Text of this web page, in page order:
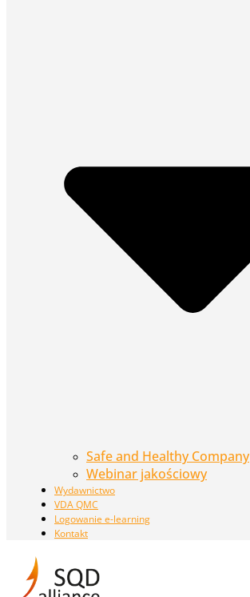
Safe and Healthy Company
Webinar jakościowy
Wydawnictwo
VDA QMC
Logowanie e-learning
Kontakt